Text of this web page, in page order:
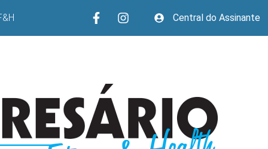
Central do Assinante